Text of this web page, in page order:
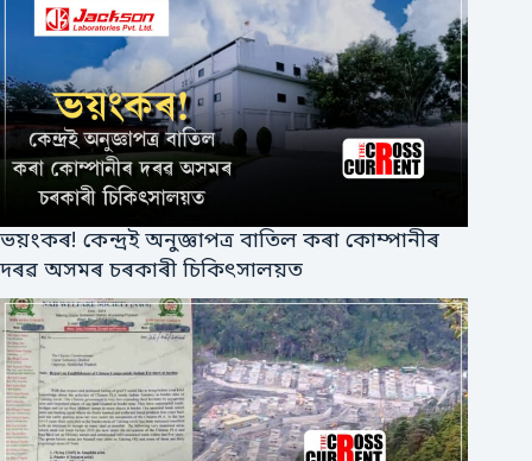
ভয়ংকৰ! কেন্দ্ৰই অনুজ্ঞাপত্ৰ বাতিল কৰা কোম্পানীৰ
দৰৱ অসমৰ চৰকাৰী চিকিৎসালয়ত